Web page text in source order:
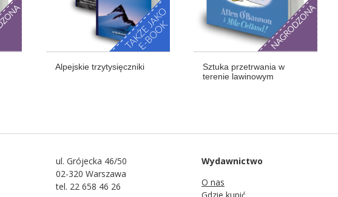
Alpejskie trzytysięczniki
Sztuka przetrwania w
terenie lawinowym
ul. Grójecka 46/50
02-320 Warszawa
tel. 22 658 46 26
Wydawnictwo
O nas